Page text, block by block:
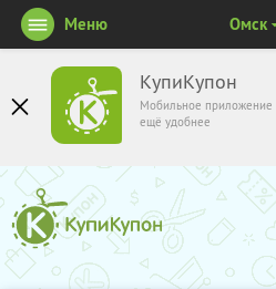
КупиКупон
Мобильное приложение
ещё удобнее
Меню Омск